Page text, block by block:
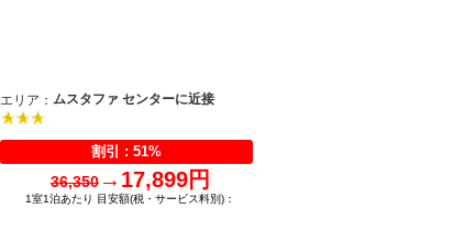
エリア： ムスタファ センターに近接
割引 : 51%
36,350→ 17,899円
1室1泊あたり 目安額(税・サービス料別)：